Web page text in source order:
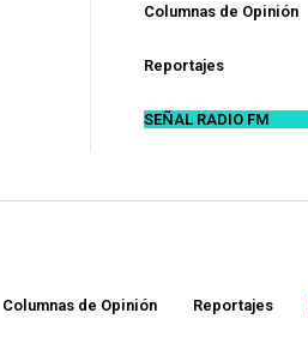
Columnas de Opinión
Reportajes
SEÑAL RADIO FM
Columnas de Opinión Reportajes